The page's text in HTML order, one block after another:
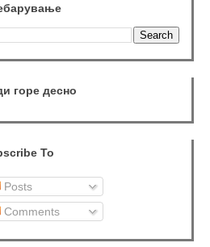
горе десно
To
Posts
Comments